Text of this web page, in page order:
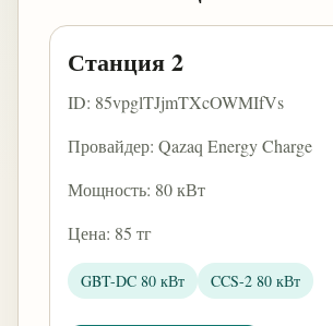
Станция 2
ID: 85vpglTJjmTXcOWMIfVs
Провайдер: Qazaq Energy Charge
Мощность: 80 кВт
Цена: 85 тг
GBT-DC 80 кВт CCS-2 80 кВт